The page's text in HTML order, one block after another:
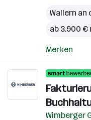
Wallern
ab 3.900
Merken
Wimberger